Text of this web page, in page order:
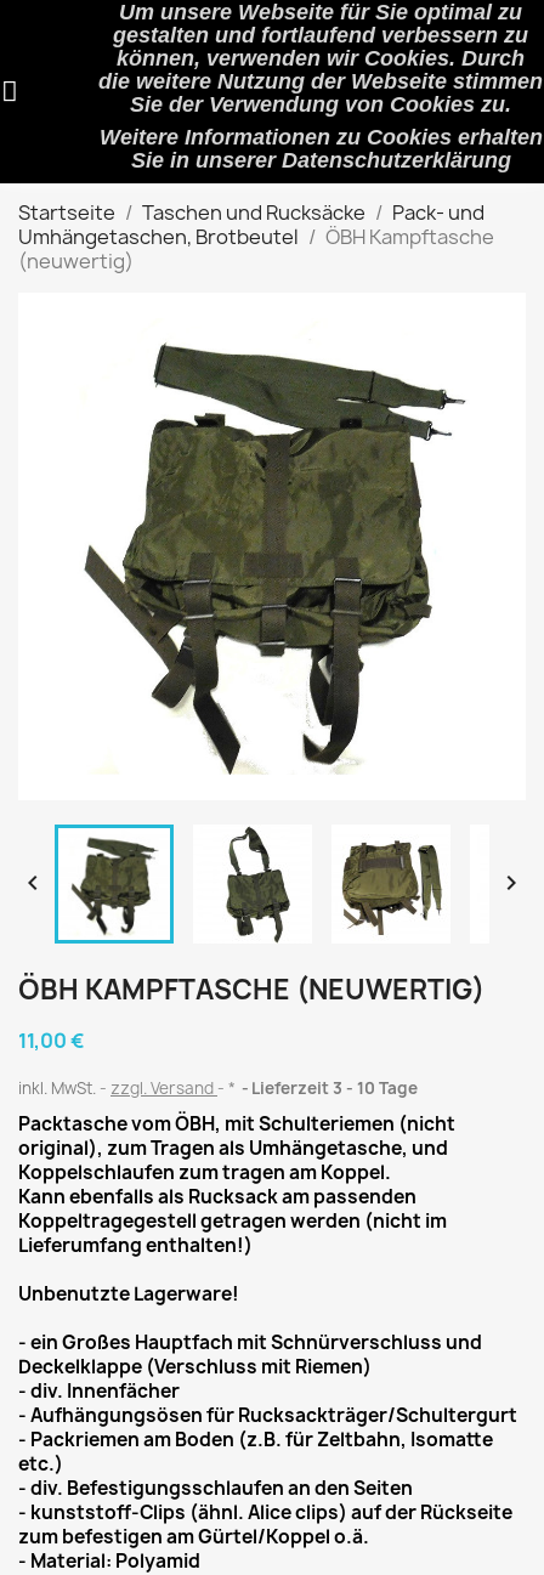
Um unsere Webseite für Sie optimal zu
gestalten und fortlaufend verbessern zu
können, verwenden wir Cookies. Durch
die weitere Nutzung der Webseite stimmen
Sie der Verwendung von Cookies zu.
Weitere Informationen zu Cookies erhalten
Sie in unserer Datenschutzerklärung
shopping_cart (0)

Startseite Taschen und Rucksäcke
Pack- und
Umhängetaschen, Brotbeutel
ÖBH Kampftasche
(neuwertig)
 
ÖBH KAMPFTASCHE (NEUWERTIG)
11,00 €
inkl. MwSt. zzgl. Versand * Lieferzeit 3 - 10 Tage
Packtasche vom ÖBH, mit Schulteriemen (nicht
original), zum Tragen als Umhängetasche, und
Koppelschlaufen zum tragen am Koppel.
Kann ebenfalls als Rucksack am passenden
Koppeltragegestell getragen werden (nicht im
Lieferumfang enthalten!)
Unbenutzte Lagerware!
- ein Großes Hauptfach mit Schnürverschluss und
Deckelklappe (Verschluss mit Riemen)
- div. Innenfächer
- Aufhängungsösen für Rucksackträger/Schultergurt
- Packriemen am Boden (z.B. für Zeltbahn, Isomatte
etc.)
- div. Befestigungsschlaufen an den Seiten
- kunststoff-Clips (ähnl. Alice clips) auf der Rückseite
zum befestigen am Gürtel/Koppel o.ä.
- Material: Polyamid